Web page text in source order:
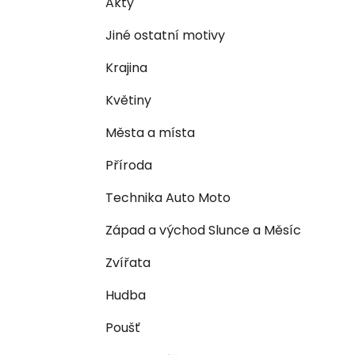
Jiné ostatní motivy
Krajina
Květiny
Města a místa
Příroda
Technika Auto Moto
Západ a východ Slunce a Měsíc
Zvířata
Hudba
Poušť